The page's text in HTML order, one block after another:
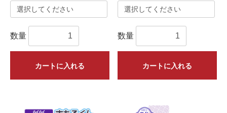
数量
カートに入れる
数量
カートに入れる